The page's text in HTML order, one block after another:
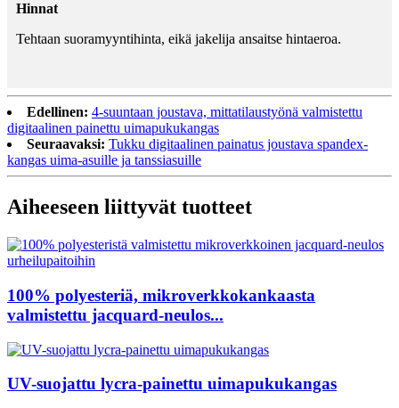
Hinnat
Tehtaan suoramyyntihinta, eikä jakelija ansaitse hintaeroa.
Edellinen: 4-suuntaan joustava, mittatilaustyönä valmistettu
digitaalinen painettu uimapukukangas
Seuraavaksi: Tukku digitaalinen painatus joustava spandex-
kangas uima-asuille ja tanssiasuille
Aiheeseen liittyvät tuotteet
100% polyesteriä, mikroverkkokankaasta
valmistettu jacquard-neulos...
UV-suojattu lycra-painettu uimapukukangas